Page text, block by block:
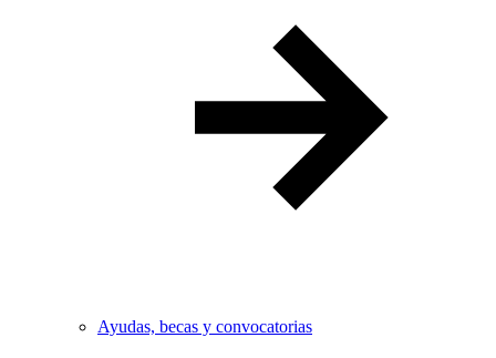
Ayudas, becas y convocatorias